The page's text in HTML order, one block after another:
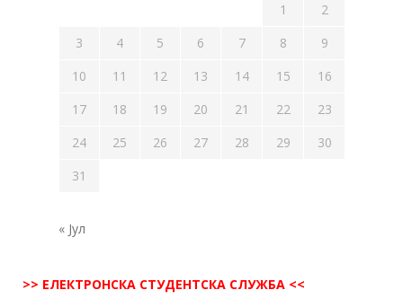
1
2
3
4 5 6 7 8
9
10
11 12 13 14 15
16
17
18 19 20 21 22
23
24
25 26 27 28 29
30
31
« Јул
>> ЕЛЕКТРОНСКА СТУДЕНТСКА СЛУЖБА <<